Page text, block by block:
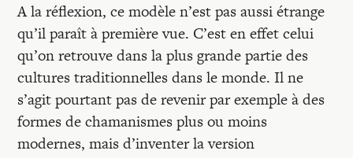
A la réflexion, ce modèle n’est pas aussi étrange
qu’il paraît à première vue. C’est en effet celui
qu’on retrouve dans la plus grande partie des
cultures traditionnelles dans le monde. Il ne
s’agit pourtant pas de revenir par exemple à des
formes de chamanismes plus ou moins
modernes, mais d’inventer la version